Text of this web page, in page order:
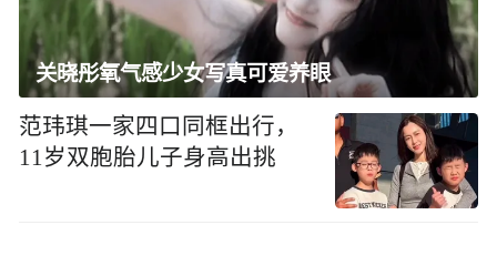
关晓彤氧气感少女写真可爱养眼
范玮琪一家四口同框出行，
11岁双胞胎儿子身高出挑